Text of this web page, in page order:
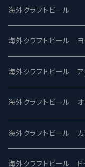
UCHU BREWING -う
バテレ -VERTERE
2nd Story Ale Works -
ビアへるん - Beer
忽布古丹醸造 - HOP
ワイマーケットブル
海外クラフトビール
Modern Times モダ
Maui マウイ
Toppling Goliath トッ
Fair State フェアステ
Lagunitas ラグニタス
海外クラフトビール ヨ
UnBarred -アンバー
SAIREN /サイレン
ワイルドチャイルド -
BrewDog Brewery - ブ
海外クラフトビール ア
gweilo-鬼佬 グウァイ
Heart Of Darkness -
Carbon brews -カー
海外クラフトビール オ
ROCKY RIDGE - ロッキ
BODRIGGY
海外クラフトビール カ
Jackie O's ジャッキー
海外クラフトビール ド